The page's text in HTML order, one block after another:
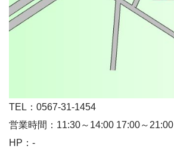
TEL：0567-31-1454
営業時間：11:30～14:00 17:00～21:00
HP：-